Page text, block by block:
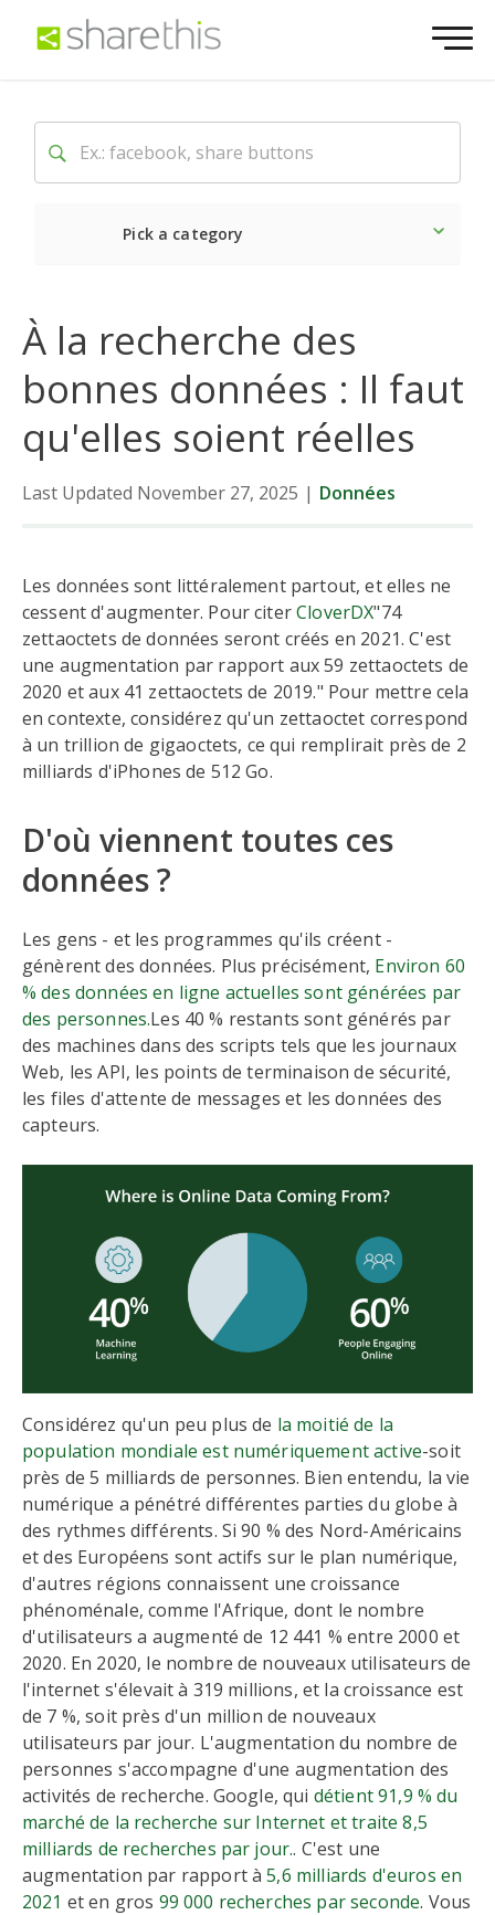
Pick a category
À la recherche des
bonnes données : Il faut
qu'elles soient réelles
Last Updated November 27, 2025 | Données
Les données sont littéralement partout, et elles ne
cessent d'augmenter. Pour citerCloverDX"74
zettaoctets de données seront créés en 2021. C'est
une augmentation par rapport aux 59 zettaoctets de
2020 et aux 41 zettaoctets de 2019." Pour mettre cela
en contexte, considérez qu'un zettaoctet correspond
à un trillion de gigaoctets, ce qui remplirait près de 2
milliards d'iPhones de 512 Go.
D'où viennent toutes ces
données ?
Les gens - et les programmes qu'ils créent -
génèrent des données. Plus précisément, Environ 60
% des données en ligne actuelles sont générées par
des personnes.Les 40 % restants sont générés par
des machines dans des scripts tels que les journaux
Web, les API, les points de terminaison de sécurité,
les files d'attente de messages et les données des
capteurs.
Considérez qu'un peu plus de la moitié de la
population mondiale est numériquement active-soit
près de 5 milliards de personnes. Bien entendu, la vie
numérique a pénétré différentes parties du globe à
des rythmes différents. Si 90 % des Nord-Américains
et des Européens sont actifs sur le plan numérique,
d'autres régions connaissent une croissance
phénoménale, comme l'Afrique, dont le nombre
d'utilisateurs a augmenté de 12 441 % entre 2000 et
2020. En 2020, le nombre de nouveaux utilisateurs de
l'internet s'élevait à 319 millions, et la croissance est
de 7 %, soit près d'un million de nouveaux
utilisateurs par jour. L'augmentation du nombre de
personnes s'accompagne d'une augmentation des
activités de recherche. Google, qui détient 91,9 % du
marché de la recherche sur Internet et traite 8,5
milliards de recherches par jour.. C'est une
augmentation par rapport à5,6 milliards d'euros en
2021 et en gros 99 000 recherches par seconde. Vous